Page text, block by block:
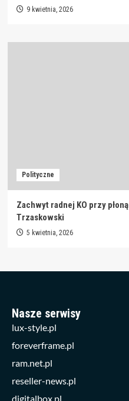
9 kwietnia, 2026
Polityczne
Zachwyt radnej KO przy
Trzaskowski
5 kwietnia, 2026
Nasze serwisy
lux-style.pl
foreverframe.pl
ram.net.pl
reseller-news.pl
digitalbox.pl